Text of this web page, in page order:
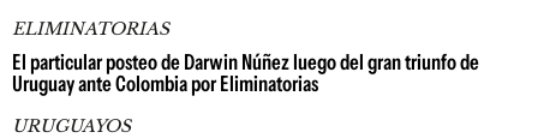
ELIMINATORIAS
El particular posteo de Darwin Núñez luego del gran triunfo de
Uruguay ante Colombia por Eliminatorias
URUGUAYOS